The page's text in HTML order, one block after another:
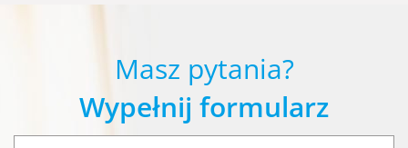
Masz pytania?
Wypełnij formularz